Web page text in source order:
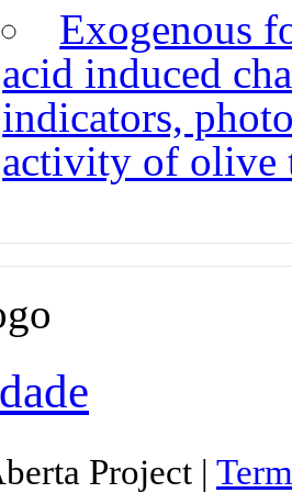
Exogenous
acid induced
indicators,
activity of olive
Project |